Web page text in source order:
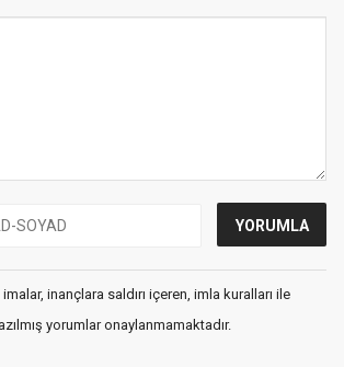
inançlara saldırı içeren, imla kuralları ile
yorumlar onaylanmamaktadır.